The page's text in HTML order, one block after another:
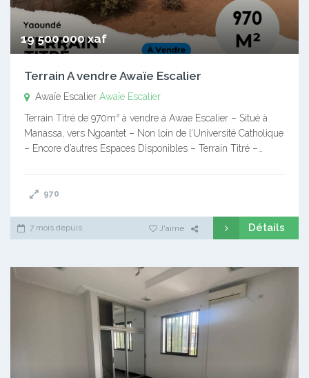
19 500 000 xaf
Terrain A vendre Awaïe Escalier
Awaïe Escalier Awaïe Escalier
Terrain Titré de 970m² à vendre à Awae Escalier – Situé à
Manassa, vers Ngoantet – Non loin de l’Université Catholique
– Encore d’autres Espaces Disponibles – Terrain Titré –…
970
7 mois depuis J'aime Détails